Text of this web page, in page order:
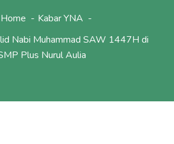
Home
Kabar YNA
Nabi Muhammad SAW 1447H di
Plus Nurul Aulia